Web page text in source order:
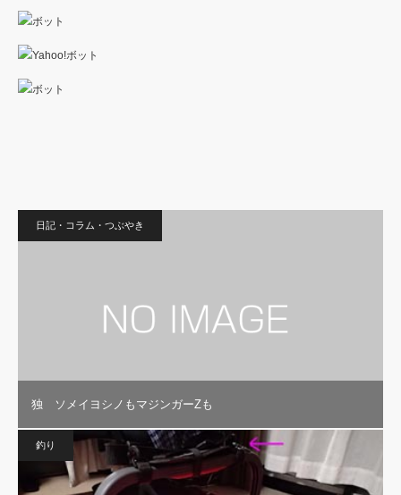
日記・コラム・つぶやき
独 ソメイヨシノもマジンガーZも
釣り